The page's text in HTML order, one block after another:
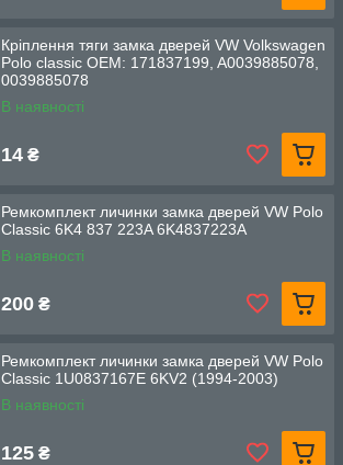
Кріплення тяги замка дверей VW Volkswagen
Polo classic OEM: 171837199, A0039885078,
0039885078
В наявності
14 ₴
Ремкомплект личинки замка дверей VW Polo
Classic 6K4 837 223A 6K4837223A
В наявності
200 ₴
Ремкомплект личинки замка дверей VW Polo
Classic 1U0837167E 6KV2 (1994-2003)
В наявності
125 ₴